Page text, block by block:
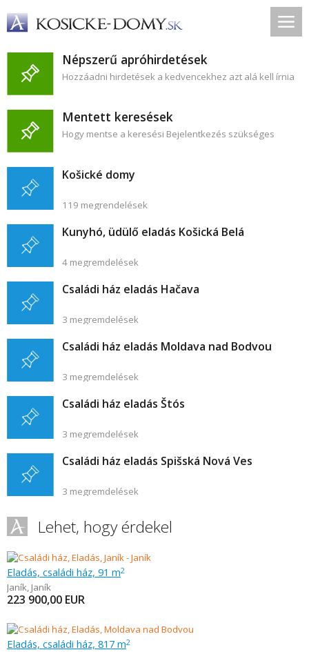
Népszerű apróhirdetések
Hozzáadni hirdetések a kedvencekhez azt alá kell írnia
Mentett keresések
Hogy mentse a keresési Bejelentkezés szükséges
Košické domy
119 megrendelések
Kunyhó, üdülő eladás Košická Belá
4 megremdelések
Családi ház eladás Hačava
3 megremdelések
Családi ház eladás Moldava nad Bodvou
3 megremdelések
Családi ház eladás Štós
3 megremdelések
Családi ház eladás Spišská Nová Ves
3 megremdelések
Lehet, hogy érdekel
Eladás, családi ház, 91 m2
Janík, Janík
223 900,00 EUR
Eladás, családi ház, 817 m2